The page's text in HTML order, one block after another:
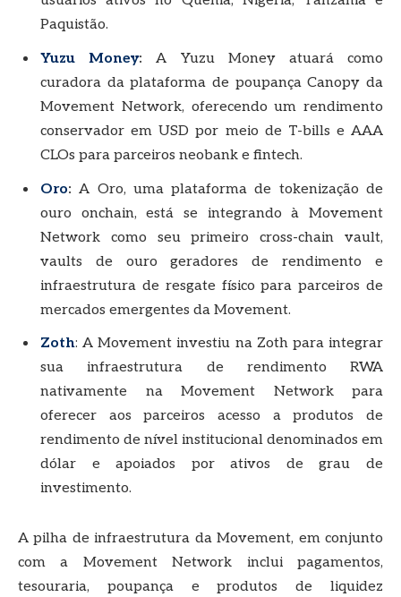
Paquistão.
Yuzu Money: A Yuzu Money atuará como
curadora da plataforma de poupança Canopy da
Movement Network, oferecendo um rendimento
conservador em USD por meio de T-bills e AAA
CLOs para parceiros neobank e fintech.
Oro: A Oro, uma plataforma de tokenização de
ouro onchain, está se integrando à Movement
Network como seu primeiro cross-chain vault,
vaults de ouro geradores de rendimento e
infraestrutura de resgate físico para parceiros de
mercados emergentes da Movement.
Zoth: A Movement investiu na Zoth para integrar
sua infraestrutura de rendimento RWA
nativamente na Movement Network para
oferecer aos parceiros acesso a produtos de
rendimento de nível institucional denominados em
dólar e apoiados por ativos de grau de
investimento.
A pilha de infraestrutura da Movement, em conjunto
com a Movement Network inclui pagamentos,
tesouraria, poupança e produtos de liquidez